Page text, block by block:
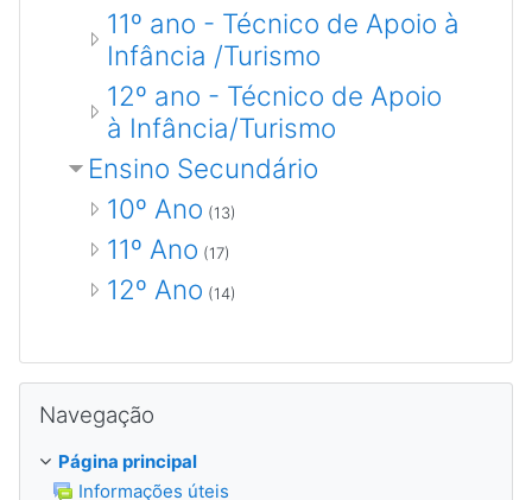
11º ano - Técnico de Apoio à
Infância /Turismo
12º ano - Técnico de Apoio
à Infância/Turismo
Ensino Secundário
10º Ano (13)
11º Ano (17)
12º Ano (14)
Navegação
Página principal
Informações úteis